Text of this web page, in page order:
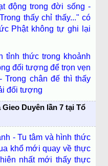
động trong đời sống -
thấy chỉ thấy..." có
Phật không tự ghi lại
tỉnh thức trong khoảnh
đối tượng để trọn vẹn
Trong chân đế thì thấy
đối tượng
Duyên lần 7 tại Tổ
- Tu tâm và hình thức
khổ mới quay về thực
nhất mới thấy thực